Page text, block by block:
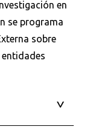
en
se programa
sobre